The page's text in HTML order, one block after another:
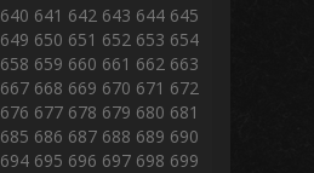
640 641 642 643 644 645
649 650 651 652 653 654
658 659 660 661 662 663
667 668 669 670 671 672
676 677 678 679 680 681
685 686 687 688 689 690
694 695 696 697 698 699